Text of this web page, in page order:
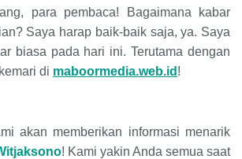
para pembaca! Bagaimana kabar
Saya harap baik-baik saja, ya. Saya
biasa pada hari ini. Terutama dengan
di maboormedia.web.id !
akan memberikan informasi menarik
! Kami yakin Anda semua saat